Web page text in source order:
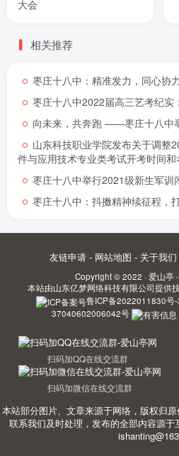
大会
相关推荐
枣庄十八中：精准发力，同心协
枣庄十八中2022届高三艺考纪实
向未来，共奔跑 ――枣庄十八中
山东科技职业学院发布关于调整
件与应用技术专业类考试开考时间
枣庄十八中举行2021级新生军训
枣庄十八中：抖擞精神续征程，
友链申请 - 网站地图 - 关于我们
Copyright © 2022 · 爱山亭
本站由山东亿梦网络科技有限公司提供
鲁ICP备2022011830号-
37040602006042号
扫码加QQ在线交流群
扫码加微信在线交流群
本站部分图片、文章来源于网络，版权归
联系我们及时处理，发布的全部内容源于